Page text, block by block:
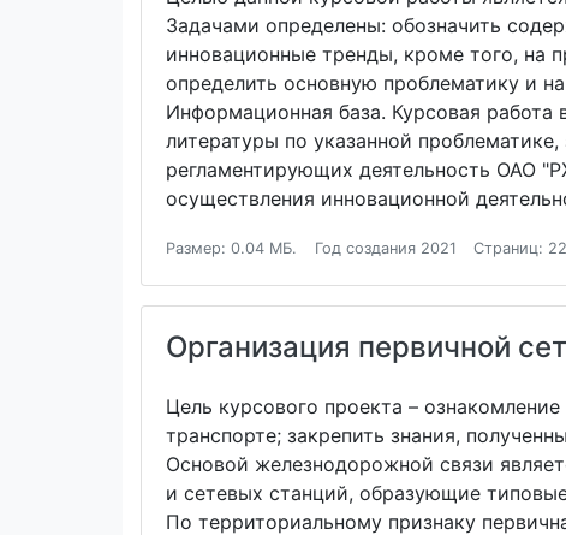
Задачами определены: обозначить
инновационные тренды, кроме того, на
определить основную проблематику и
Информационная база. Курсовая работа
литературы по указанной
регламентирующих деятельность ОАО
осуществления инновационной
Размер: 0.04 МБ. Год создания 2021 Страниц: 22
Организация первичной
Цель курсового проекта –
транспорте; закрепить знания,
Основой железнодорожной связи
и сетевых станций, образующие
По территориальному признаку